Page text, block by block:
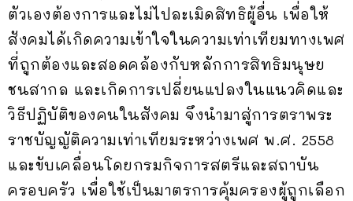
ตัวเองต้องการและไม่ไปละเมิดสิทธิผู้อื่น เพื่อให้
สังคมได้เกิดความเข้าใจในความเท่าเทียมทางเพศ
ที่ถูกต้องและสอดคล้องกับหลักการสิทธิมนุษย
ชนสากล และเกิดการเปลี่ยนแปลงในแนวคิดและ
วิธีปฏิบัติของคนในสังคม จึงนำมาสู่การตราพระ
ราชบัญญัติความเท่าเทียมระหว่างเพศ พ.ศ. 2558
และขับเคลื่อนโดยกรมกิจการสตรีและสถาบัน
ครอบครัว เพื่อใช้เป็นมาตรการคุ้มครองผู้ถูกเลือก